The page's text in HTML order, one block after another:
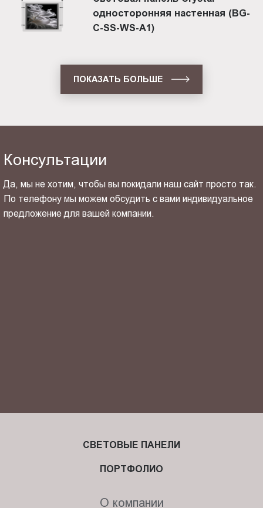
односторонняя настенная (BG-
C-SS-WS-A1)
ПОКАЗАТЬ БОЛЬШЕ
Консультации
Да, мы не хотим, чтобы вы покидали наш сайт просто так.
По телефону мы можем обсудить с вами индивидуальное
предложение для вашей компании.
СВЕТОВЫЕ ПАНЕЛИ
ПОРТФОЛИО
О компании